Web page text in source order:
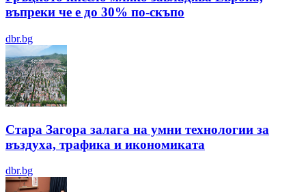
въпреки че е до 30% по-скъпо
dbr.bg
Стара Загора залага на умни технологии за
въздуха, трафика и икономиката
dbr.bg